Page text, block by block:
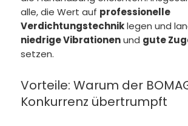
alle, die Wert auf professionelle
Verdichtungstechniklegen und
niedrige Vibrationenund gute
setzen.
Vorteile: Warum der
Konkurrenz übertrumpft